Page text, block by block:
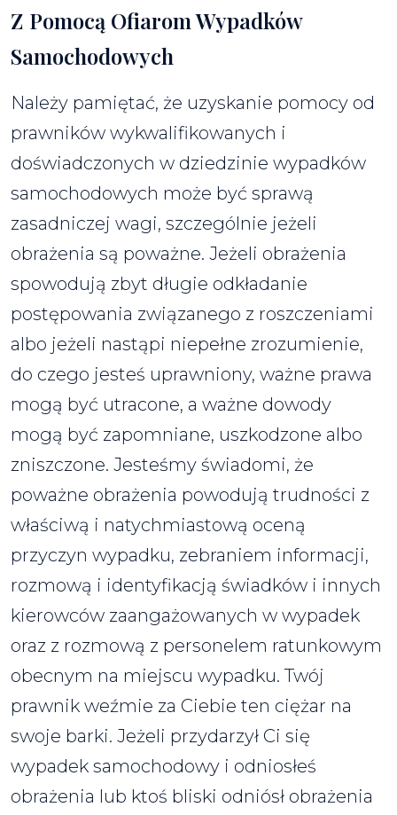
Z Pomocą Ofiarom Wypadków
Samochodowych
Należy pamiętać, że uzyskanie pomocy od
prawników wykwalifikowanych i
doświadczonych w dziedzinie wypadków
samochodowych może być sprawą
zasadniczej wagi, szczególnie jeżeli
obrażenia są poważne. Jeżeli obrażenia
spowodują zbyt długie odkładanie
postępowania związanego z roszczeniami
albo jeżeli nastąpi niepełne zrozumienie,
do czego jesteś uprawniony, ważne prawa
mogą być utracone, a ważne dowody
mogą być zapomniane, uszkodzone albo
zniszczone. Jesteśmy świadomi, że
poważne obrażenia powodują trudności z
właściwą i natychmiastową oceną
przyczyn wypadku, zebraniem informacji,
rozmową i identyfikacją świadków i innych
kierowców zaangażowanych w wypadek
oraz z rozmową z personelem ratunkowym
obecnym na miejscu wypadku. Twój
prawnik weźmie za Ciebie ten ciężar na
swoje barki. Jeżeli przydarzył Ci się
wypadek samochodowy i odniosłeś
obrażenia lub ktoś bliski odniósł obrażenia